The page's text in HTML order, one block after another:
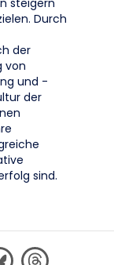
steigern
Durch
der
von
und -
der
sind.